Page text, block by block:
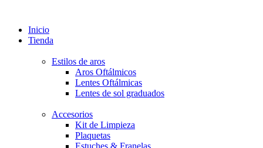
Inicio
Tienda
Estilos de aros
Aros Oftálmicos
Lentes Oftálmicas
Lentes de sol graduados
Accesorios
Kit de Limpieza
Plaquetas
Estuches & Franelas